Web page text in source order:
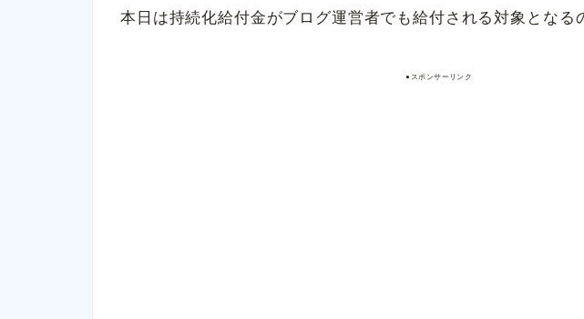
本日は持続化給付金がブログ運営者でも給付される対象となる
●スポンサーリンク